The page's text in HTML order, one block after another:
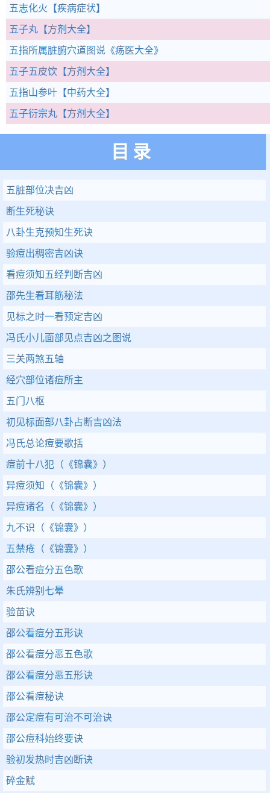
五志化火 【疾病症状】
五子丸 【方剂大全】
五指所属脏腑穴道图说 《疡医大全》
五子五皮饮 【方剂大全】
五指山参叶 【中药大全】
五子衍宗丸 【方剂大全】
目录
五脏部位决吉凶
断生死秘诀
八卦生克预知生死诀
验痘出稠密吉凶诀
看痘须知五经判断吉凶
邵先生看耳筋秘法
见标之时一看预定吉凶
冯氏小儿面部见点吉凶之图说
三关两煞五轴
经穴部位诸痘所主
五门八枢
初见标面部八卦占断吉凶法
冯氏总论痘要歌括
痘前十八犯（《锦囊》）
异痘须知（《锦囊》）
异痘诸名（《锦囊》）
九不识（《锦囊》）
五禁疮（《锦囊》）
邵公看痘分五色歌
朱氏辨别七晕
验苗诀
邵公看痘分五形诀
邵公看痘分恶五色歌
邵公看痘分恶五形诀
邵公看痘秘诀
邵公定痘有可治不可治诀
邵公痘科始终要诀
验初发热时吉凶断诀
碎金赋